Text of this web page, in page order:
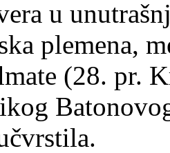
u
plemena,
(28. pr.